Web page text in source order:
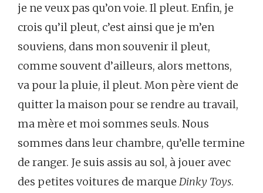
je ne veux pas qu’on voie. Il pleut. Enfin, je
crois qu’il pleut, c’est ainsi que je m’en
souviens, dans mon souvenir il pleut,
comme souvent d’ailleurs, alors mettons,
va pour la pluie, il pleut. Mon père vient de
quitter la maison pour se rendre au travail,
ma mère et moi sommes seuls. Nous
sommes dans leur chambre, qu’elle termine
de ranger. Je suis assis au sol, à jouer avec
des petites voitures de marque Dinky Toys.